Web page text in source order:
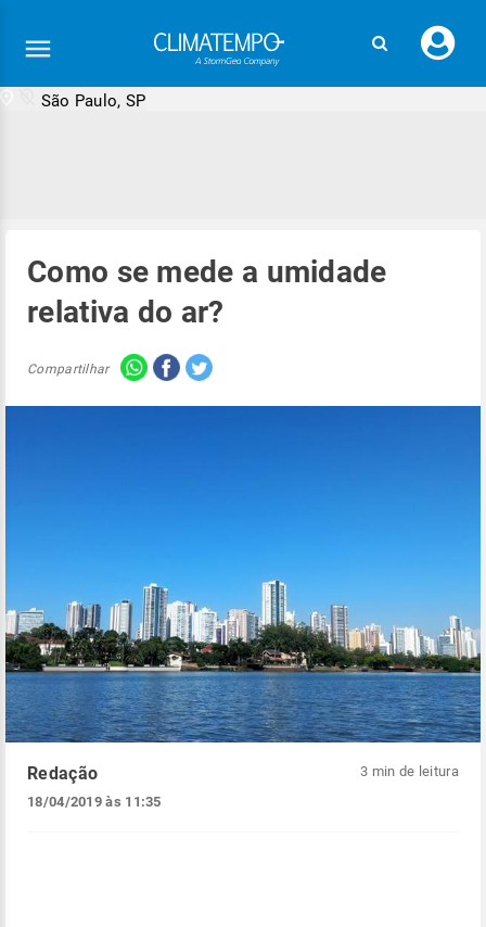
seu
São Paulo, SP
Como se mede a umidade
relativa do ar?
Compartilhar
Redação
18/04/2019 às 11:35
3 min de leitura